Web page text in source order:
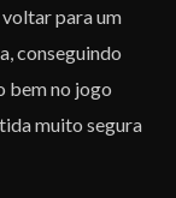
para um
conseguindo
bem no jogo
muito segura